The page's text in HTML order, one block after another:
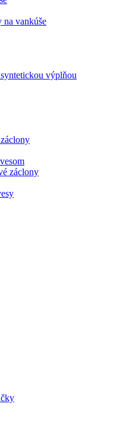
vankúše
výplňou
záclony